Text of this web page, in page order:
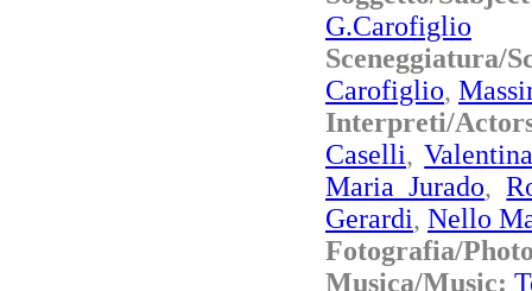
G.Carofiglio
Carofiglio,
Interpreti/
Caselli,
Maria Jurado,
Gerardi, Nello
Fotografia/
Musica/Music: